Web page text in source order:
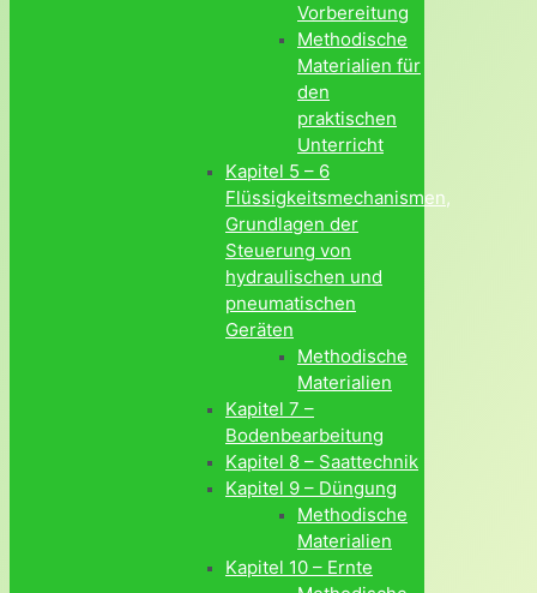
Vorbereitung
Methodische
Materialien für
den
praktischen
Unterricht
Kapitel 5 – 6
Flüssigkeitsmechanismen,
Grundlagen der
Steuerung von
hydraulischen und
pneumatischen
Geräten
Methodische
Materialien
Kapitel 7 –
Bodenbearbeitung
Kapitel 8 – Saattechnik
Kapitel 9 – Düngung
Methodische
Materialien
Kapitel 10 – Ernte